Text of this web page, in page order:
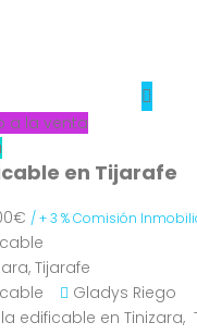
a la venta
en Tijarafe
/ + 3 % Comisión
Tijarafe
Gladys Riego
edificable en Tinizara,